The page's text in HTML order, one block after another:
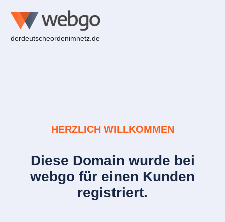
derdeutscheordenimnetz.de
HERZLICH WILLKOMMEN
Diese Domain wurde bei
webgo für einen Kunden
registriert.